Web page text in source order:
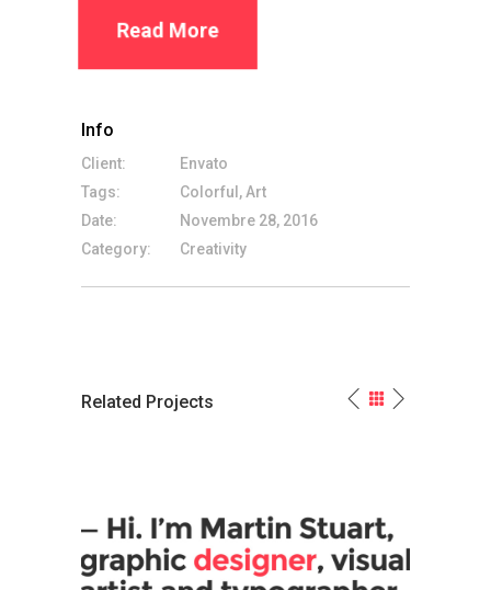
Read More
Info
Client:
Envato
Tags:
Colorful, Art
Date:
Novembre 28, 2016
Category:
Creativity
Related Projects
Graphic Designer